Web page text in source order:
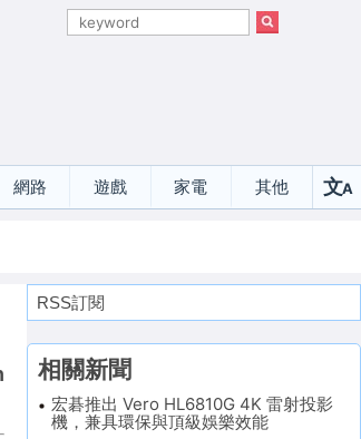
網路 遊戲 家電 其他 文A
RSS訂閱
相關新聞
宏碁推出 Vero HL6810G 4K 雷射投影
機，兼具環保與頂級娛樂效能